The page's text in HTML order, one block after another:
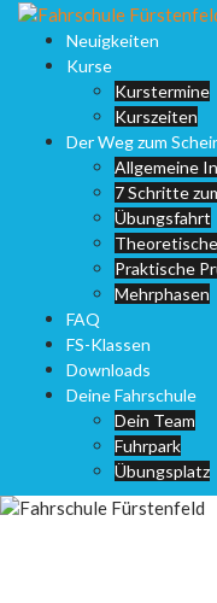
Springe
Neuigkeiten
Kurse
Kurstermine
Kurszeiten
Der Weg zum
Allgemeine
7 Schritte
Übungsfahrt
Praktische
Mehrphasen
FAQ
FS-Klassen
Downloads
Deine Fahrschule
Dein Team
Fuhrpark
Übungsplatz